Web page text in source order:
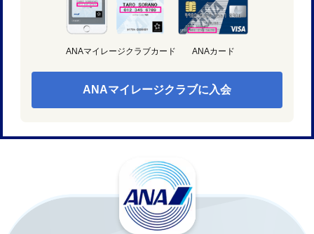
ANAマイレージクラブカード ANAカード
ANAマイレージクラブに入会